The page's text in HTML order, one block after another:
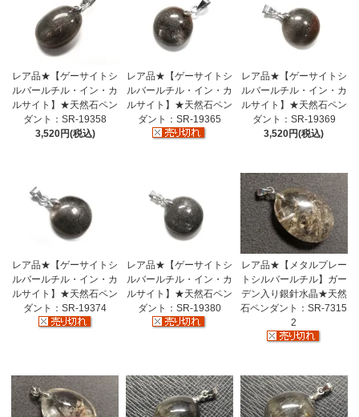
レア品★【ゲーサイトシ
ルバールチル・イン・カ
ルサイト】★天然石ペン
ダント：SR-19358
3,520円(税込)
レア品★【ゲーサイトシ
ルバールチル・イン・カ
ルサイト】★天然石ペン
ダント：SR-19365
レア品★【ゲーサイトシ
ルバールチル・イン・カ
ルサイト】★天然石ペン
ダント：SR-19369
3,520円(税込)
レア品★【ゲーサイトシ
ルバールチル・イン・カ
ルサイト】★天然石ペン
ダント：SR-19374
レア品★【ゲーサイトシ
ルバールチル・イン・カ
ルサイト】★天然石ペン
ダント：SR-19380
レア品★【メタルプレー
トシルバールチル】ガー
デン入り銀針水晶★天然
石ペンダント：SR-7315
2